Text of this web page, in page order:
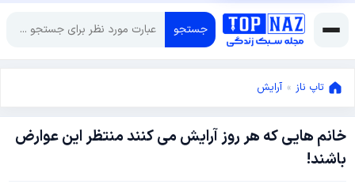
جستجو
تاپ ناز » آرایش
خانم هایی که هر روز آرایش می کنند منتظر این عوارض
باشند!
ژانویه